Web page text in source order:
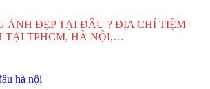
ẢNH ĐẸP TẠI ĐÂU ? ĐỊA CHỈ TIỆM
TẠI TPHCM, HÀ NỘI,…